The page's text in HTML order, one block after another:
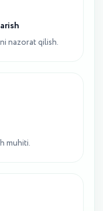
nazorat qilish.
muhiti.